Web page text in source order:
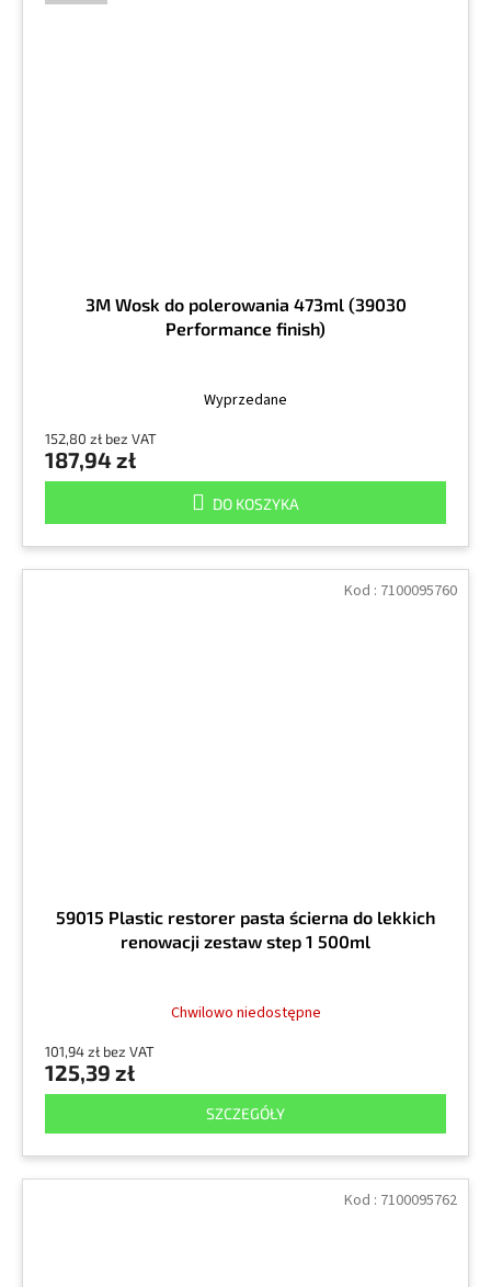
3M Wosk do polerowania 473ml (39030
Performance finish)
Wyprzedane
152,80 zł bez VAT
187,94 zł
DO KOSZYKA
59015 Plastic restorer pasta ścierna do lekkich
renowacji zestaw step 1 500ml
Chwilowo niedostępne
101,94 zł bez VAT
125,39 zł
SZCZEGÓŁY
Kod : 7100095760
Kod : 7100095762